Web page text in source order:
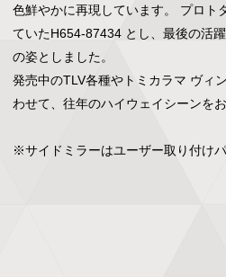
色鮮やかに再現しています。 プロト
ていたH654-87434 とし、最後の活
の姿としました。
発売中のTLV各種やトミカラマ ヴィ
わせて、往年のハイウェイシーンを
※サイドミラーはユーザー取り付けパ